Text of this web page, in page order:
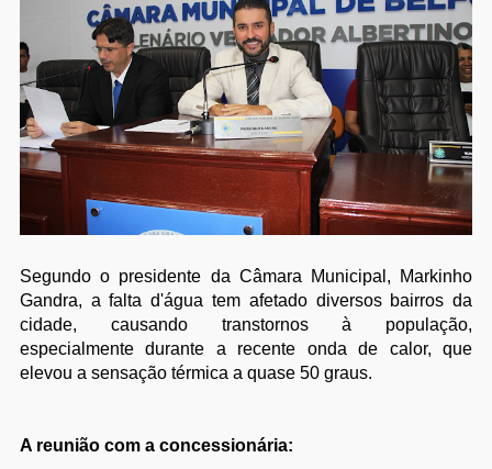
Segundo o presidente da Câmara Municipal, Markinho
Gandra, a falta d'água tem afetado diversos bairros da
cidade, causando transtornos à população,
especialmente durante a recente onda de calor, que
elevou a sensação térmica a quase 50 graus.
A reunião com a concessionária: